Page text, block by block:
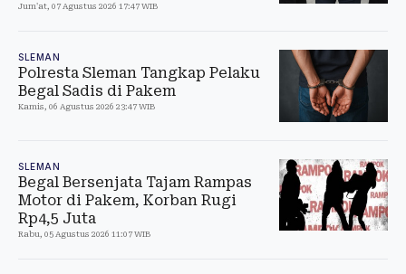
Jum'at, 07 Agustus 2026 17:47 WIB
SLEMAN
Polresta Sleman Tangkap Pelaku
Begal Sadis di Pakem
Kamis, 06 Agustus 2026 23:47 WIB
SLEMAN
Begal Bersenjata Tajam Rampas
Motor di Pakem, Korban Rugi
Rp4,5 Juta
Rabu, 05 Agustus 2026 11:07 WIB